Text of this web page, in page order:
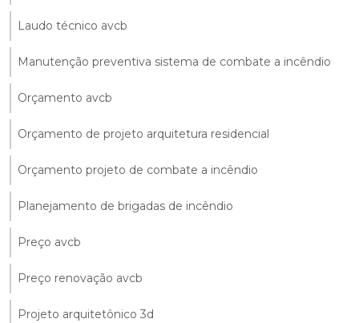
Laudo técnico avcb
Manutenção preventiva sistema de combate a incêndio
Orçamento avcb
Orçamento de projeto arquitetura residencial
Orçamento projeto de combate a incêndio
Planejamento de brigadas de incêndio
Preço avcb
Preço renovação avcb
Projeto arquitetônico 3d